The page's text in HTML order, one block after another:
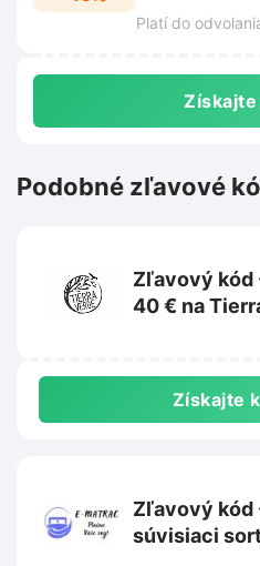
Platí do
Podobné zľavové
Zľavový kód
40 € na
Získajte
Zľavový kód
súvisiaci